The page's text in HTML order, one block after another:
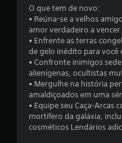
O que tem de novo:
• Reúna-se a velhos
amor verdadeiro a
• Enfrente as terras
de gelo inédito para você
• Confronte inimigos
alienígenas, ocultistas
• Mergulhe na história
amaldiçoados em uma
• Equipe seu Caça-Arcas
mortífero da galáxia,
cosméticos Lendários